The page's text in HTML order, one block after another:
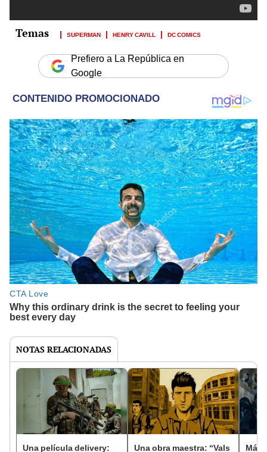
SUPERMAN HENRY CAVILL DC COMICS
Prefiero a La República en
Google
NOTAS RELACIONADAS
Una película delivery:
Una obra maestra: “Vals
Más